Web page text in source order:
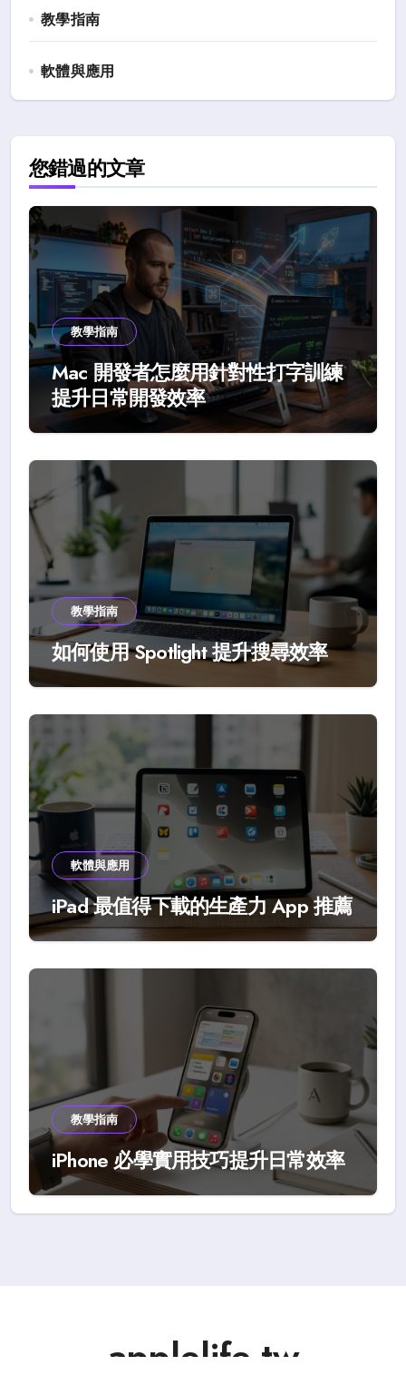
教學指南
軟體與應用
您錯過的文章
教學指南
Mac 開發者怎麼用針對性打字訓練
提升日常開發效率
教學指南
如何使用 Spotlight 提升搜尋效率
軟體與應用
iPad 最值得下載的生產力 App 推薦
教學指南
iPhone 必學實用技巧提升日常效率
applelife.tw